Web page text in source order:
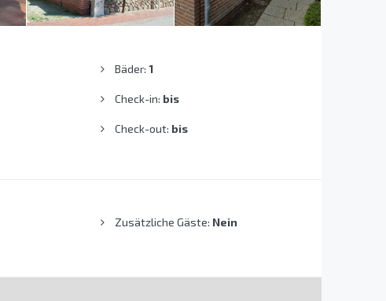
Bäder:1
Check-in: bis
Check-out: bis
Zusätzliche Gäste: Nein